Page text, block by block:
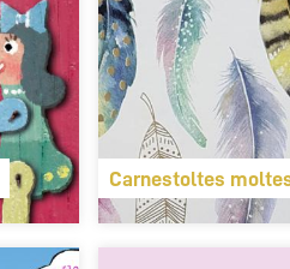
Carnestoltes